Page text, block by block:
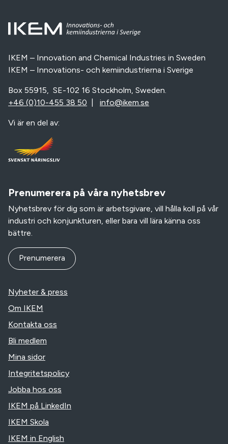
IKEM – Innovation and Chemical Industries in Sweden
IKEM – Innovations- och kemiindustrierna i Sverige
Box 55915, SE-102 16 Stockholm, Sweden.
+46 (0)10-455 38 50
info@ikem.se
Vi är en del av:
Prenumerera på våra nyhetsbrev
Nyhetsbrev för dig som är arbetsgivare, vill hålla koll på vår
industri och konjunkturen, eller bara vill lära känna oss
bättre.
Prenumerera
Nyheter & press
Om IKEM
Kontakta oss
Bli medlem
Mina sidor
Integritetspolicy
Jobba hos oss
IKEM på LinkedIn
IKEM Skola
IKEM in English